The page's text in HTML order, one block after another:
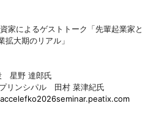
家によるゲストトーク「先輩起業家と
拡大期のリアル」
星野 達郎氏
リンシパル 田村 菜津紀氏